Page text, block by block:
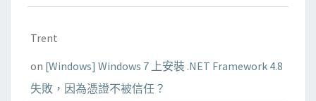
Trent
on [Windows] Windows 7 上安裝 .NET Framework 4.8
失敗，因為憑證不被信任？